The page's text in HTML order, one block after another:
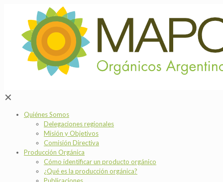
✕
Quiénes Somos
Delegaciones regionales
Misión y Objetivos
Comisión Directiva
Producción Orgánica
Cómo identificar un producto orgánico
¿Qué es la producción orgánica?